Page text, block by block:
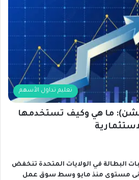
تعليم تداول الأسهم
ما هي وكيف تستخدمها
البطالة في الولايات المتحدة تنخفض
مستوى منذ مايو وسط سوق عمل